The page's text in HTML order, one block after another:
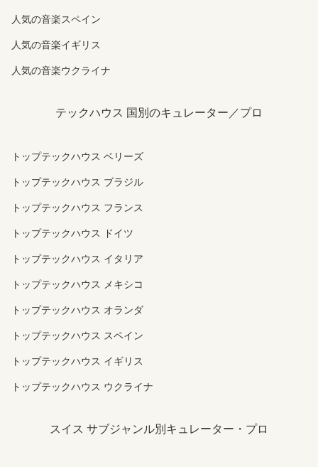
人気の音楽スペイン
人気の音楽イギリス
人気の音楽ウクライナ
テックハウス 国別のキュレーター／プロ
トップテックハウス ベリーズ
トップテックハウス ブラジル
トップテックハウス フランス
トップテックハウス ドイツ
トップテックハウス イタリア
トップテックハウス メキシコ
トップテックハウス オランダ
トップテックハウス スペイン
トップテックハウス イギリス
トップテックハウス ウクライナ
スイス サブジャンル別キュレーター・プロ